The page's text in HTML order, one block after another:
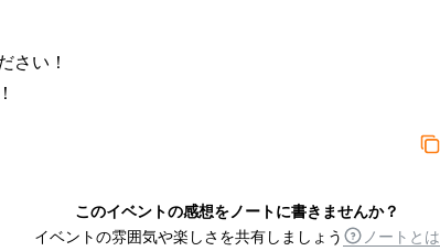
さい！
このイベントの感想をノートに書きませんか？
イベントの雰囲気や楽しさを共有しましょう
ノートとは